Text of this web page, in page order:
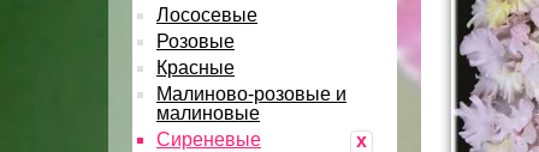
Лососевые
Розовые
Красные
Малиново-розовые и
малиновые
x
Сиреневые